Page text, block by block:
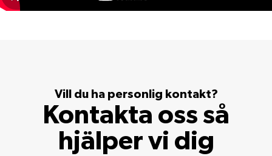
Vill du ha personlig kontakt?
Kontakta oss så
hjälper vi dig